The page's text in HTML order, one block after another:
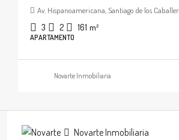
Av. Hispanoamericana, Santiago de los
3 2 161 m²
APARTAMENTO
Novarte Inmobiliaria
Novarte Inmobiliaria